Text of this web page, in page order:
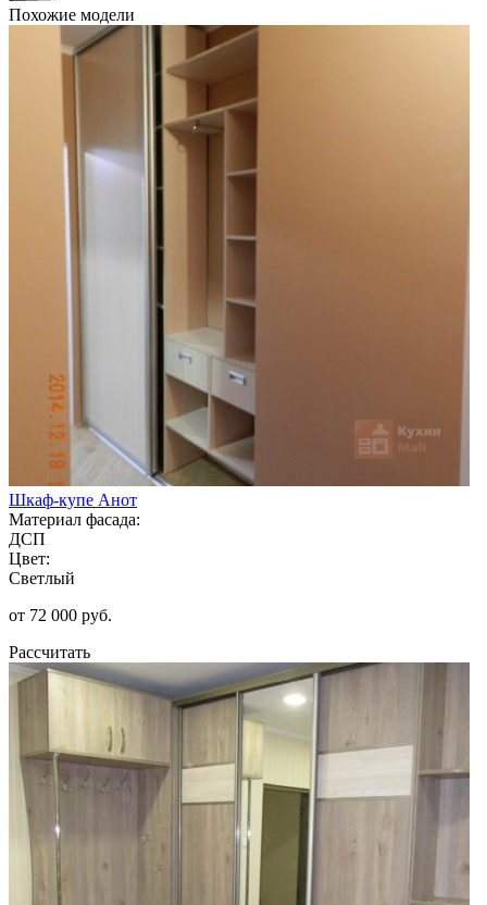
Похожие модели
Шкаф-купе Анот
Материал фасада:
ДСП
Цвет:
Светлый
от 72 000 руб.
Рассчитать